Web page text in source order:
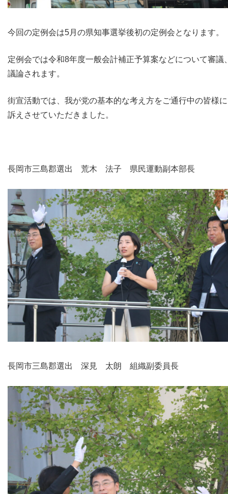
今回の定例会は5月の県知事選挙後初の定例会となります。
定例会では令和8年度一般会計補正予算案などについて審議
議論されます。
街宣活動では、我が党の基本的な考え方をご通行中の皆様
訴えさせていただきました。
長岡市三島郡選出 荒木 法子 県民運動副本部長
長岡市三島郡選出 深見 太朗 組織副委員長